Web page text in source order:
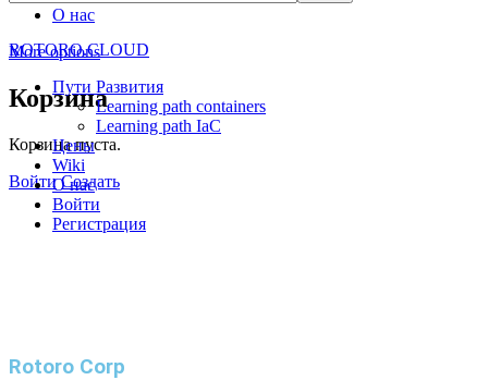
О нас
More options
Корзина
Корзина пуста.
Войти Создать
ROTORO.CLOUD
Пути Развития
Learning path containers
Learning path IaC
Цены
Wiki
О нас
Войти
Регистрация
Rotoro Сorp